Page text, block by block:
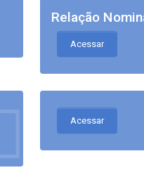
Relação
Acessar
Acessar